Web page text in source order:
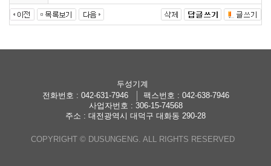
두성기계
전화번호 : 042-631-7946 팩스번호 : 042-638-7946
사업자번호 : 306-15-74568
주소 : 대전광역시 대덕구 대화동 290-28
COPYRIGHT © DUSUNGENG. ALL RIGHTS RESERVED